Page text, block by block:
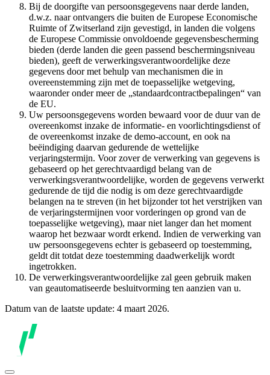
Bij de doorgifte van persoonsgegevens naar derde landen,
d.w.z. naar ontvangers die buiten de Europese Economische
Ruimte of Zwitserland zijn gevestigd, in landen die volgens
de Europese Commissie onvoldoende gegevensbescherming
bieden (derde landen die geen passend beschermingsniveau
bieden), geeft de verwerkingsverantwoordelijke deze
gegevens door met behulp van mechanismen die in
overeenstemming zijn met de toepasselijke wetgeving,
waaronder onder meer de „standaardcontractbepalingen“ van
de EU.
Uw persoonsgegevens worden bewaard voor de duur van de
overeenkomst inzake de informatie- en voorlichtingsdienst of
de overeenkomst inzake de demo-account, en ook na
beëindiging daarvan gedurende de wettelijke
verjaringstermijn. Voor zover de verwerking van gegevens is
gebaseerd op het gerechtvaardigd belang van de
verwerkingsverantwoordelijke, worden de gegevens verwerkt
gedurende de tijd die nodig is om deze gerechtvaardigde
belangen na te streven (in het bijzonder tot het verstrijken van
de verjaringstermijnen voor vorderingen op grond van de
toepasselijke wetgeving), maar niet langer dan het moment
waarop het bezwaar wordt erkend. Indien de verwerking van
uw persoonsgegevens echter is gebaseerd op toestemming,
geldt dit totdat deze toestemming daadwerkelijk wordt
ingetrokken.
De verwerkingsverantwoordelijke zal geen gebruik maken
van geautomatiseerde besluitvorming ten aanzien van u.
Datum van de laatste update: 4 maart 2026.